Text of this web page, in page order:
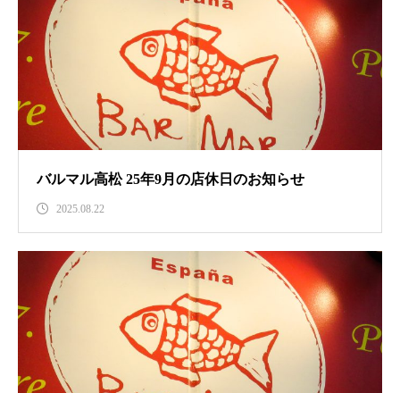
バルマル高松 25年9月の店休日のお知らせ
2025.08.22